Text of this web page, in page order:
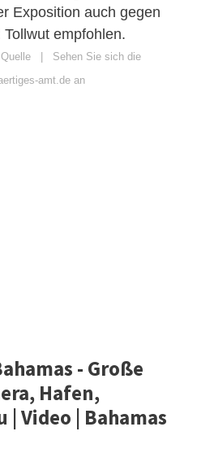
Exposition auch gegen
empfohlen.
Sehen Sie sich die
amt.de an
- Große
Hafen,
| Video | Bahamas